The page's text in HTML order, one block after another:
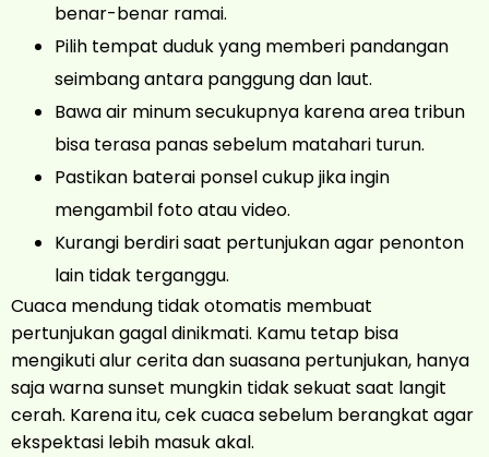
benar-benar ramai.
Pilih tempat duduk yang memberi pandangan
seimbang antara panggung dan laut.
Bawa air minum secukupnya karena area tribun
bisa terasa panas sebelum matahari turun.
Pastikan baterai ponsel cukup jika ingin
mengambil foto atau video.
Kurangi berdiri saat pertunjukan agar penonton
lain tidak terganggu.
Cuaca mendung tidak otomatis membuat
pertunjukan gagal dinikmati. Kamu tetap bisa
mengikuti alur cerita dan suasana pertunjukan, hanya
saja warna sunset mungkin tidak sekuat saat langit
cerah. Karena itu, cek cuaca sebelum berangkat agar
ekspektasi lebih masuk akal.